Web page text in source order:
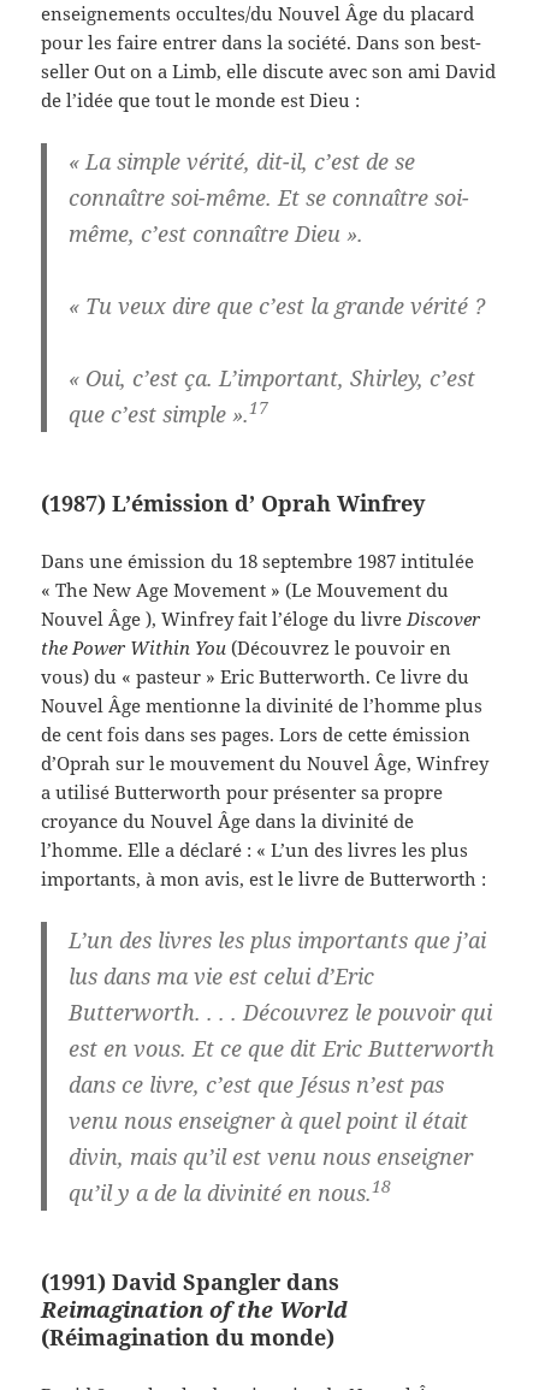
enseignements occultes/du Nouvel Âge du placard
pour les faire entrer dans la société. Dans son best-
seller Out on a Limb, elle discute avec son ami David
de l’idée que tout le monde est Dieu :
« La simple vérité, dit-il, c’est de se
connaître soi-même. Et se connaître soi-
même, c’est connaître Dieu ».
« Tu veux dire que c’est la grande vérité ?
« Oui, c’est ça. L’important, Shirley, c’est
que c’est simple ».17
(1987) L’émission d’ Oprah Winfrey
Dans une émission du 18 septembre 1987 intitulée
« The New Age Movement » (Le Mouvement du
Nouvel Âge ), Winfrey fait l’éloge du livreDiscover
the Power Within You (Découvrez le pouvoir en
vous) du « pasteur » Eric Butterworth. Ce livre du
Nouvel Âge mentionne la divinité de l’homme plus
de cent fois dans ses pages. Lors de cette émission
d’Oprah sur le mouvement du Nouvel Âge, Winfrey
a utilisé Butterworth pour présenter sa propre
croyance du Nouvel Âge dans la divinité de
l’homme. Elle a déclaré : « L’un des livres les plus
importants, à mon avis, est le livre de Butterworth :
L’un des livres les plus importants que j’ai
lus dans ma vie est celui d’Eric
Butterworth. . . . Découvrez le pouvoir qui
est en vous. Et ce que dit Eric Butterworth
dans ce livre, c’est que Jésus n’est pas
venu nous enseigner à quel point il était
divin, mais qu’il est venu nous enseigner
qu’il y a de la divinité en nous.18
(1991) David Spangler dans
Reimagination of the World
(Réimagination du monde)